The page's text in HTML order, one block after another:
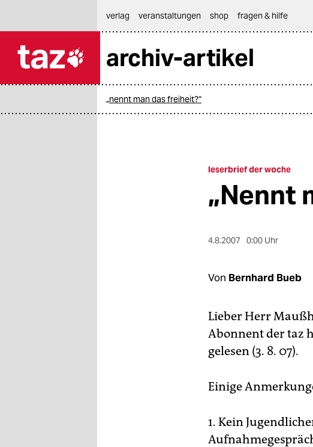
themen
verlag
veranstaltungen shop fragen & hilfe
archiv-artikel
„nennt man das freiheit?“
leserbrief der woche
„Nennt
4.8.2007 0:00 Uhr
Von Bernhard Bueb
Lieber Herr
Abonnent der taz
gelesen (3. 8. 07).
Einige
1. Kein